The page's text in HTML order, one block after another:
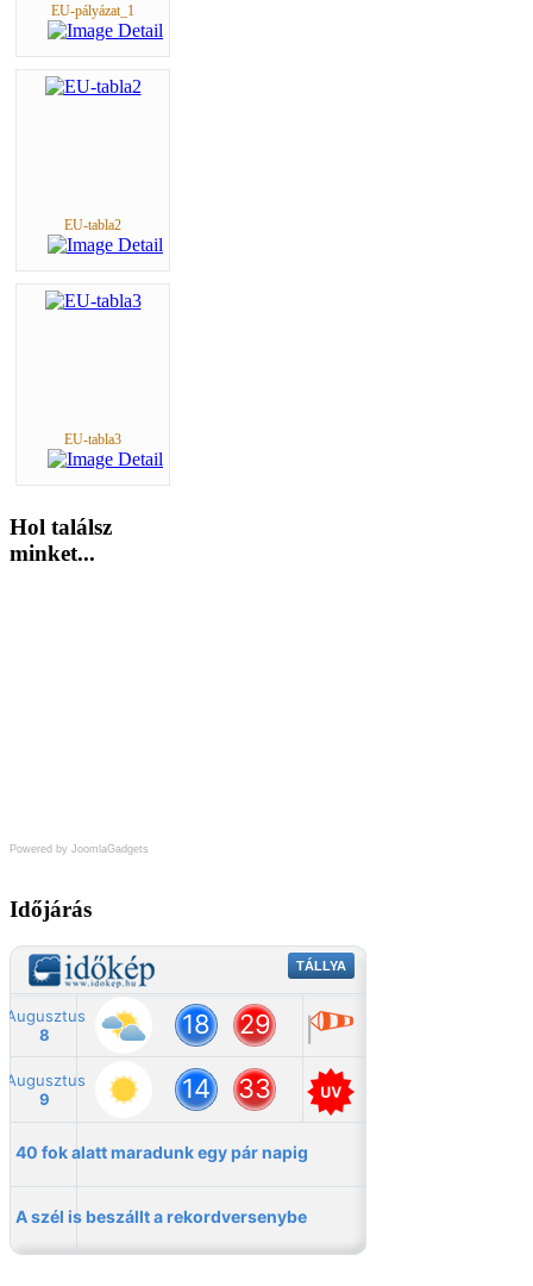
EU-pályázat_1
EU-tabla2
EU-tabla3
Hol találsz
minket...
Powered by JoomlaGadgets
Időjárás